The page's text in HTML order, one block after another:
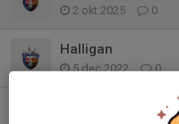
2 okt 2025 0
Halligan
5 dec 2022 0
Hallligan 2022/23